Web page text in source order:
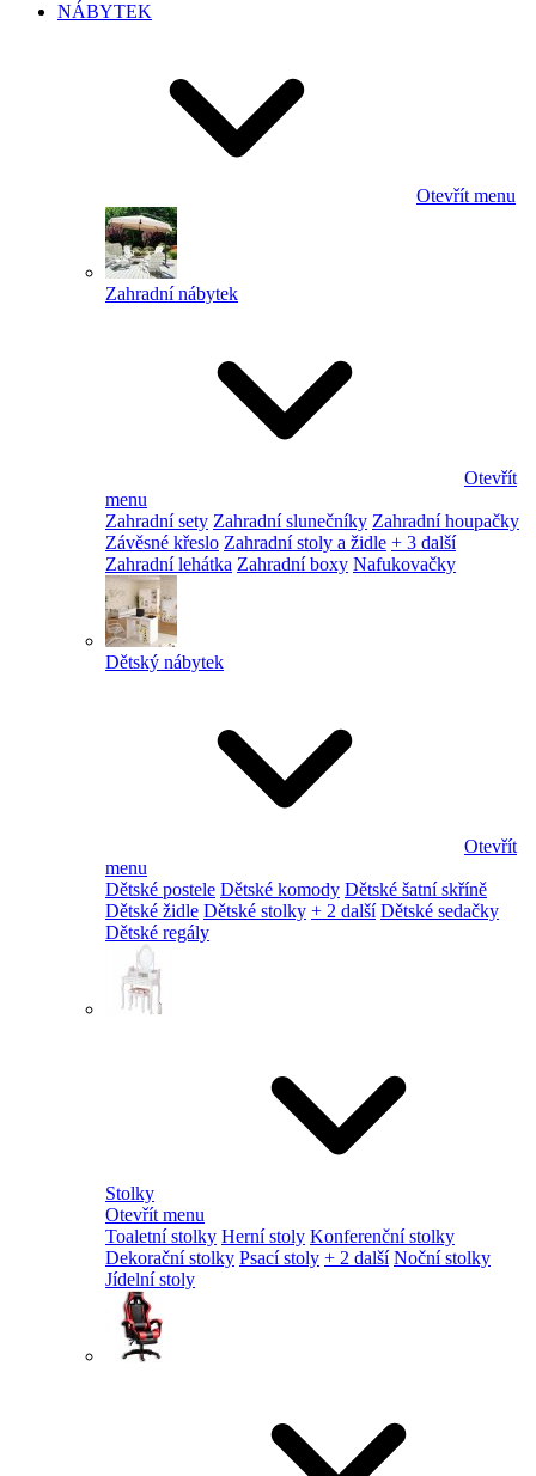
NÁBYTEK
Otevřít menu
Zahradní nábytek
Otevřít
menu
Zahradní sety Zahradní slunečníky Zahradní houpačky
Závěsné křeslo Zahradní stoly a židle + 3 další
Zahradní lehátka Zahradní boxy Nafukovačky
Dětský nábytek
Otevřít
menu
Dětské postele Dětské komody Dětské šatní skříně
Dětské židle Dětské stolky + 2 další Dětské sedačky
Dětské regály
Stolky
Otevřít menu
Toaletní stolky Herní stoly Konferenční stolky
Dekorační stolky Psací stoly + 2 další Noční stolky
Jídelní stoly